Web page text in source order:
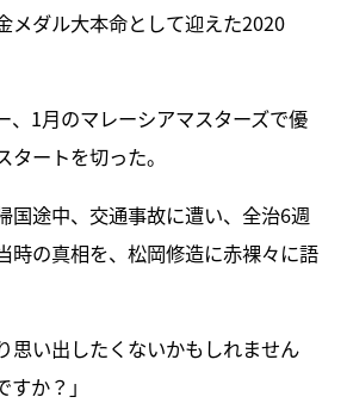
メダル大本命として迎えた2020
、1月のマレーシアマスターズで優
ートを切った。
国途中、交通事故に遭い、全治6週
時の真相を、松岡修造に赤裸々に語
思い出したくないかもしれません
か？」